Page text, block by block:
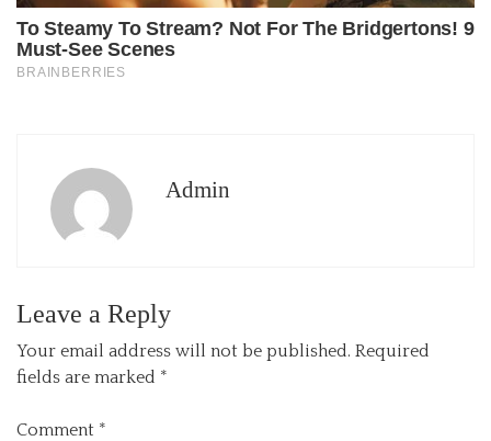
Admin
Leave a Reply
Your email address will not be published. Required
fields are marked *
Comment *